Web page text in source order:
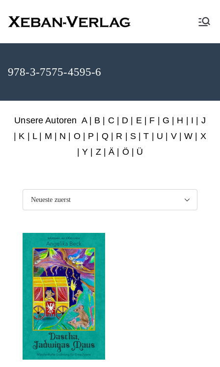
XEBAN-Verlag
978-3-7575-4595-6
Unsere Autoren A| B C D E| F G H I
J
K L| M N O P Q| R S |T U V|W
X
Y Z|Ä | Ö | Ü